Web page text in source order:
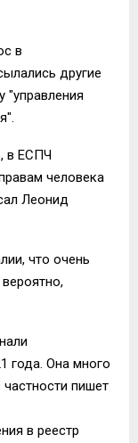
в
другие
"управления
в ЕСПЧ
человека
Леонид
что очень
года. Она много
пишет
в реестр